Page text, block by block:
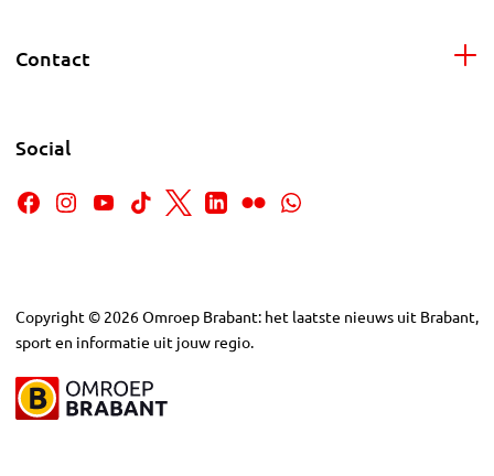
Contact
Social
Copyright © 2026Omroep Brabant: het laatste nieuws uit Brabant,
sport en informatie uit jouw regio.